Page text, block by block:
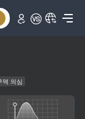
역 의심